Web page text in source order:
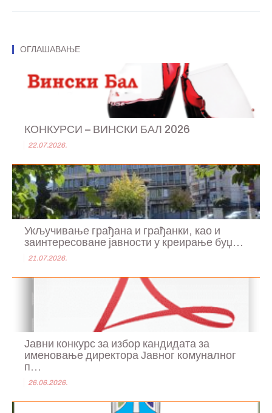
ОГЛАШАВАЊЕ
КОНКУРСИ – ВИНСКИ БАЛ 2026
22.07.2026.
Укључивање грађана и грађанки, као и
заинтересоване јавности у креирање буџ...
21.07.2026.
Јавни конкурс за избор кандидата за
именовање директора Јавног комуналног
п...
26.06.2026.